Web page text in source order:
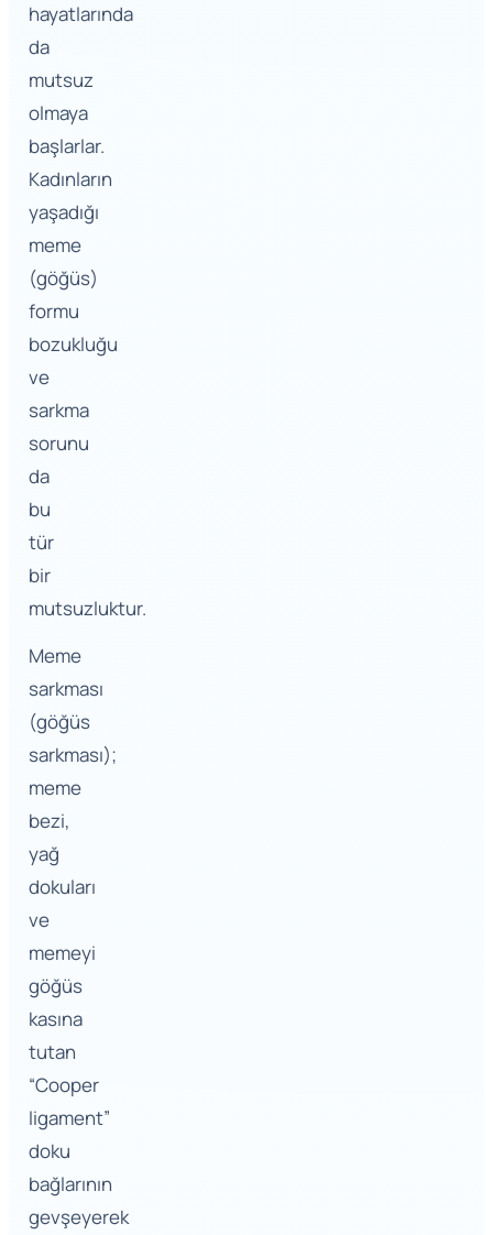
hayatlarında
da
mutsuz
olmaya
başlarlar.
Kadınların
yaşadığı
meme
(göğüs)
formu
bozukluğu
ve
sarkma
sorunu
da
bu
tür
bir
mutsuzluktur.
Meme
sarkması
(göğüs
sarkması);
meme
bezi,
yağ
dokuları
ve
memeyi
göğüs
kasına
tutan
“Cooper
ligament”
doku
bağlarının
gevşeyerek